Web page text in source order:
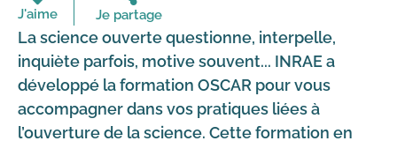
J'aime Je partage
La science ouverte questionne, interpelle,
inquiète parfois, motive souvent... INRAE a
développé la formation OSCAR pour vous
accompagner dans vos pratiques liées à
l’ouverture de la science. Cette formation en